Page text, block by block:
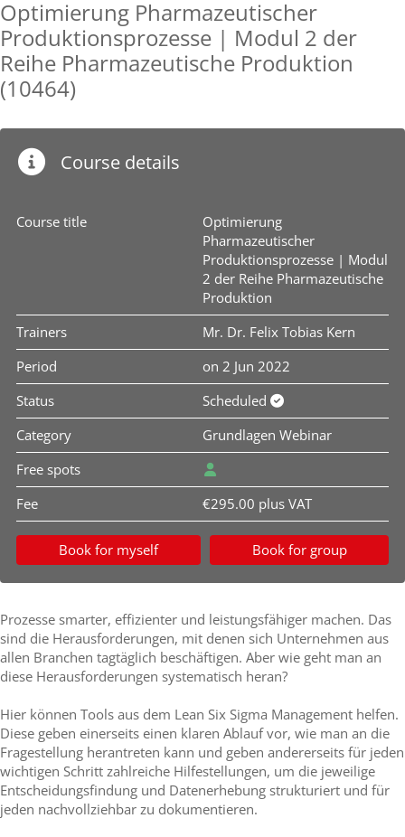
Optimierung Pharmazeutischer
Produktionsprozesse | Modul 2 der
Reihe Pharmazeutische Produktion
(10464)
Course details
Course title
Optimierung
Pharmazeutischer
Produktionsprozesse | Modul
2 der Reihe Pharmazeutische
Produktion
Trainers
Mr. Dr. Felix Tobias Kern
Period
on 2 Jun 2022
Status
Scheduled
Category
Grundlagen Webinar
Free spots
Fee
€295.00 plus VAT
Book for myself Book for group
Prozesse smarter, effizienter und leistungsfähiger machen. Das
sind die Herausforderungen, mit denen sich Unternehmen aus
allen Branchen tagtäglich beschäftigen. Aber wie geht man an
diese Herausforderungen systematisch heran?
Hier können Tools aus dem Lean Six Sigma Management helfen.
Diese geben einerseits einen klaren Ablauf vor, wie man an die
Fragestellung herantreten kann und geben andererseits für jeden
wichtigen Schritt zahlreiche Hilfestellungen, um die jeweilige
Entscheidungsfindung und Datenerhebung strukturiert und für
jeden nachvollziehbar zu dokumentieren.